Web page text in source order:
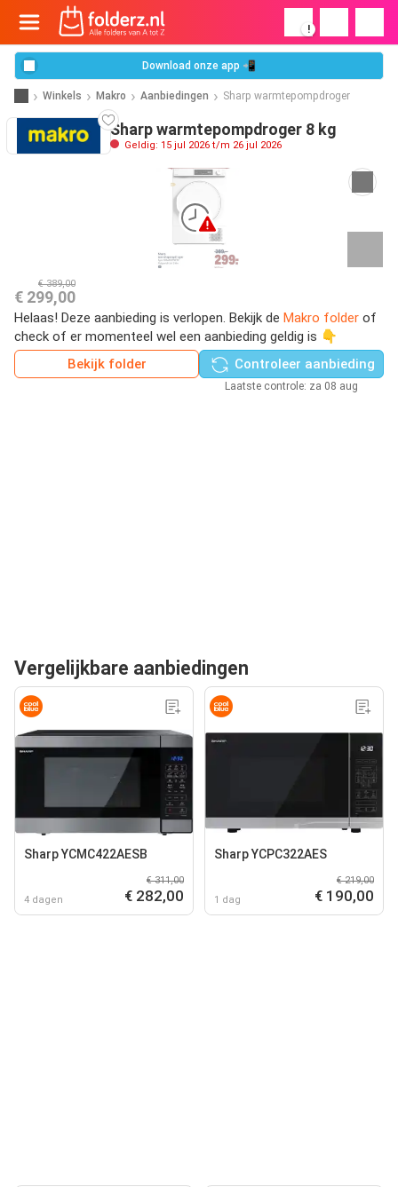
!
Download onze app 📲
Winkels Makro Aanbiedingen Sharp warmtepompdroger
Sharp warmtepompdroger 8 kg
Geldig: 15 jul 2026 t/m 26 jul 2026
€ 389,00
€ 299,00
Helaas! Deze aanbieding is verlopen. Bekijk de Makro folder of
check of er momenteel wel een aanbieding geldig is 👇
Bekijk folder
Controleer aanbieding
Laatste controle: za 08 aug
Vergelijkbare aanbiedingen
Sharp YCMC422AESB
4 dagen
€ 311,00
€ 282,00
Sharp YCPC322AES
1 dag
€ 219,00
€ 190,00